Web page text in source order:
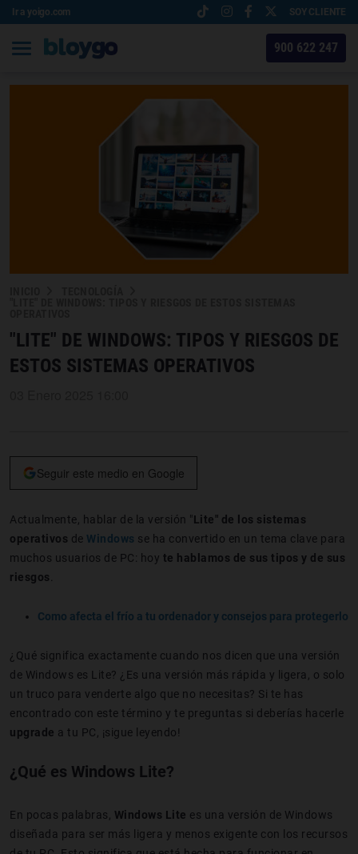
Ir a yoigo.com SOY CLIENTE
900 622 247
"LITE" DE WINDOWS: TIPOS Y RIESGOS DE
ESTOS SISTEMAS OPERATIVOS
Seguir este medio en Google
Actualmente, hablar de la versión " Lite" de los sistemas
operativos de Windows se ha convertido en un tema clave para
muchos usuarios de PC: hoy te hablamos de sus tipos y de sus
riesgos
Como afecta el frío a tu ordenador y consejos para protegerlo
¿Qué significa exactamente cuando nos dicen que una versión
de Windows es Lite? ¿Es una versión más rápida y ligera, o solo
un truco para venderte algo que no necesitas? Si te has
encontrado con este término y te preguntas si deberías hacerle
upgrade a tu PC, ¡sigue leyendo!
¿Qué es Windows Lite?
En pocas palabras, Windows Lite es una versión de Windows
diseñada para ser más ligera y menos exigente con los recursos